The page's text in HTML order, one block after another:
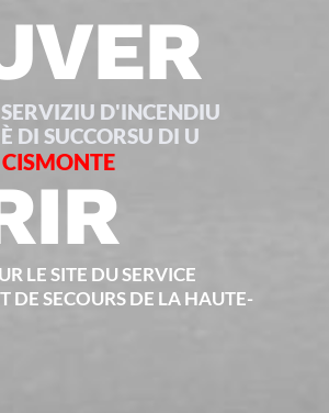
SERVIZIU D'INCENDIU
È DI SUCCORSU DI U
CISMONTE
LE SITE DU SERVICE
DE SECOURS DE LA HAUTE-